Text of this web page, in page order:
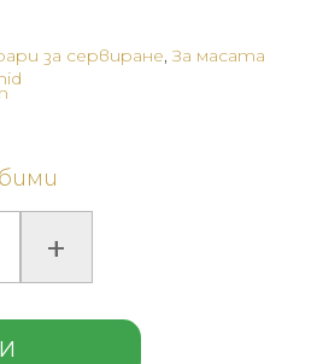
за сервиране,За масата